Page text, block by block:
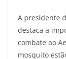
A presidente
destaca a
combate ao
mosquito